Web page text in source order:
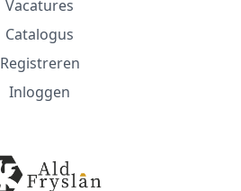
Vacatures
Catalogus
Registreren
Inloggen